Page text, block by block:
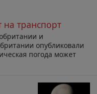
на транспорт
и
опубликовали
погода может